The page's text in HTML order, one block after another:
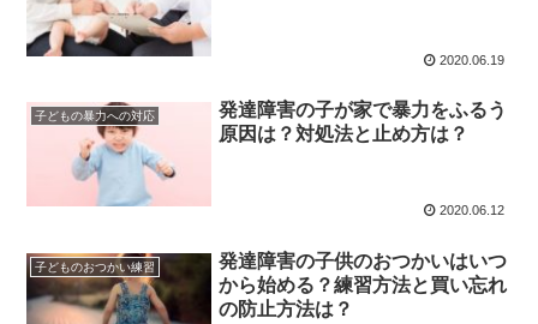
2020.06.19
子どもの暴力への対応
発達障害の子が家で暴力をふるう
原因は？対処法と止め方は？
2020.06.12
子どものおつかい練習
発達障害の子供のおつかいはいつ
から始める？練習方法と買い忘れ
の防止方法は？